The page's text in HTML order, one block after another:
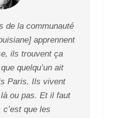
de la communauté
apprennent
ils trouvent ça
quelqu’un ait
Paris. Ils vivent
ou pas. Et il faut
que les